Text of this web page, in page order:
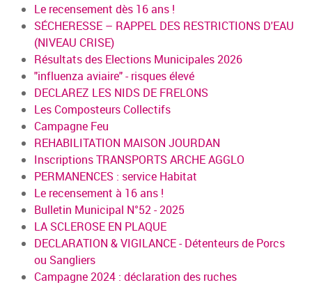
Le recensement dès 16 ans !
SÉCHERESSE – RAPPEL DES RESTRICTIONS D'EAU
(NIVEAU CRISE)
Résultats des Elections Municipales 2026
"influenza aviaire" - risques élevé
DECLAREZ LES NIDS DE FRELONS
Les Composteurs Collectifs
Campagne Feu
REHABILITATION MAISON JOURDAN
Inscriptions TRANSPORTS ARCHE AGGLO
PERMANENCES : service Habitat
Le recensement à 16 ans !
Bulletin Municipal N°52 - 2025
LA SCLEROSE EN PLAQUE
DECLARATION & VIGILANCE - Détenteurs de Porcs
ou Sangliers
Campagne 2024 : déclaration des ruches